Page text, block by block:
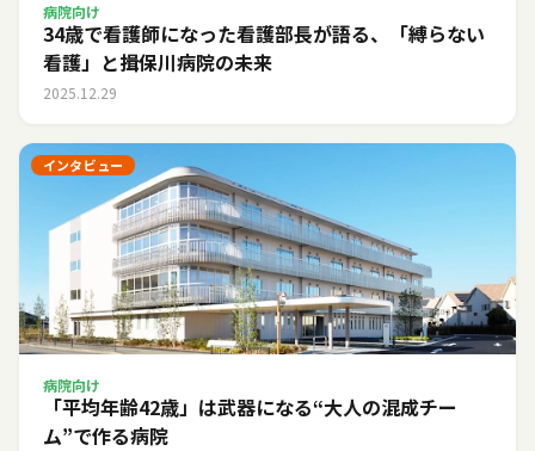
病院向け
34歳で看護師になった看護部長が語る、「縛らない
看護」と揖保川病院の未来
2025.12.29
インタビュー
病院向け
「平均年齢42歳」は武器になる――“大人の混成チー
ム”で作る病院